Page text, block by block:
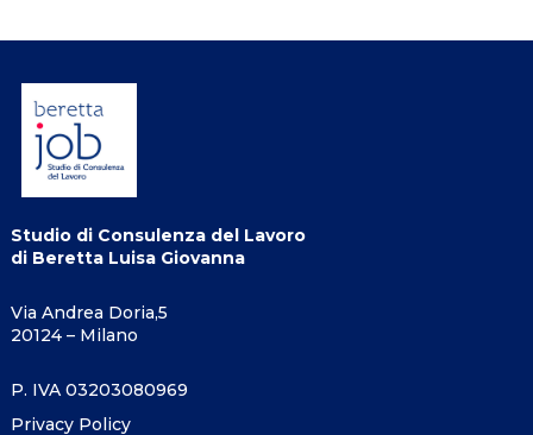
Studio di Consulenza del Lavoro
di Beretta Luisa Giovanna
Via Andrea Doria,5
20124 – Milano
P. IVA 03203080969
Privacy Policy